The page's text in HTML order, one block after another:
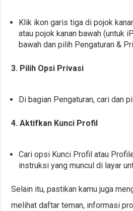
Klik ikon garis tiga di pojok
atau pojok kanan bawah (untuk
bawah dan pilih Pengaturan &
3. Pilih Opsi Privasi
Di bagian Pengaturan, cari dan
4. Aktifkan Kunci Profil
Cari opsi Kunci Profil atau
instruksi yang muncul di layar
Selain itu, pastikan kamu juga
melihat daftar teman, informasi